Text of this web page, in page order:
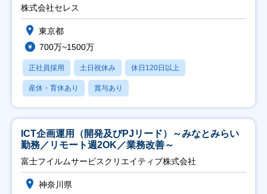
株式会社セレス
東京都
700万~1500万
正社員採用 土日祝休み 休日120日以上
産休・育休あり 賞与あり
ICT企画運用（開発及びPJリード）～みなとみらい
勤務／リモート週2OK／業務改善～
富士フイルムサービスクリエイティブ株式会社
神奈川県